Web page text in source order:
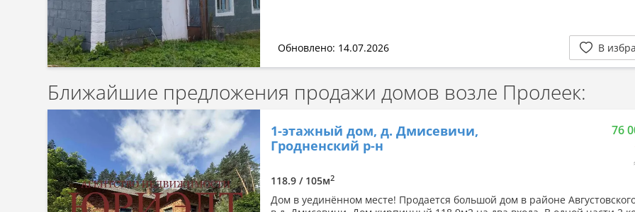
По площади: малая → большая
Обновлено: 14.07.2026 В
Ближайшие предложения продажи домов возле Пролеек:
1-этажный дом, д. Дмисевичи,
Гродненский р-н
76
118.9 / 105м2
Дом в уединённом месте! Продается большой дом в районе